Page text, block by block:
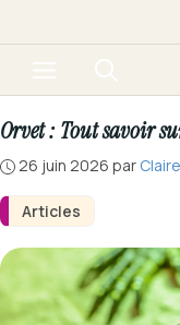
au
Articles
Orvet : Tout savoir
26 juin 2026 par